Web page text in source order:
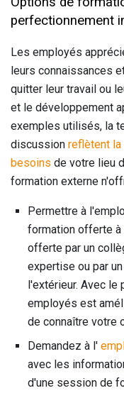
perfectionnement
Les employés
leurs connaissances
quitter leur travail ou
et le développement
exemples utilisés, la
discussion reflètent la
besoins de votre lieu
formation externe
Permettre à
formation offerte
offerte par un
expertise ou par
l'extérieur. Avec le
employés est
de connaître votre
Demandez à l'
avec les
d'une session de